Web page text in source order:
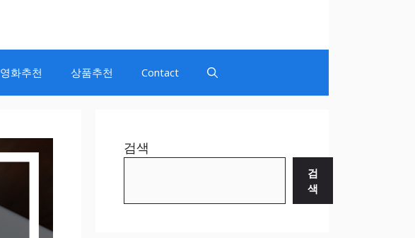
영화추천 상품추천 Contact
검색
검
색